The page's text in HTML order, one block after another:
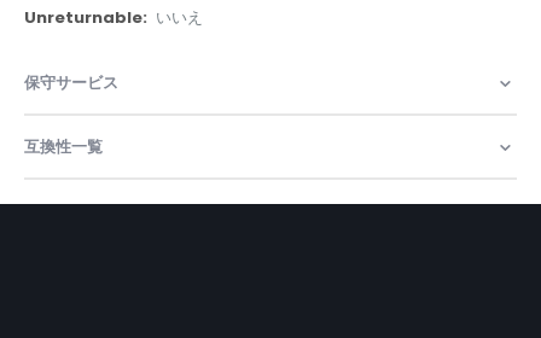
そ
の
情
報
いいえ
保守サービス
互換性一覧